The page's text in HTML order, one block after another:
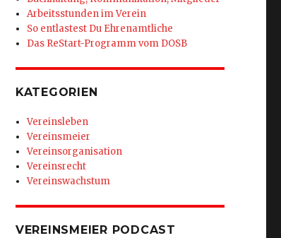
Arbeitsstunden im Verein
So entlastest Du Ehrenamtliche
Das ReStart-Programm vom DOSB
KATEGORIEN
Vereinsleben
Vereinsmeier
Vereinsorganisation
Vereinsrecht
Vereinswachstum
VEREINSMEIER PODCAST